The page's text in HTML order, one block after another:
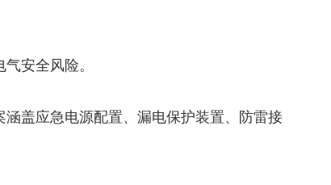
安全风险。
盖应急电源配置、漏电保护装置、防雷接